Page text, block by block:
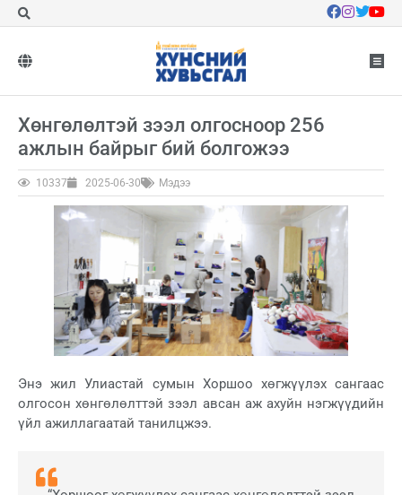
Хөнгөлөлтэй зээл олгосноор 256
ажлын байрыг бий болгожээ
10337 2025-06-30 Мэдээ
Энэ жил Улиастай сумын Хоршоо хөгжүүлэх сангаас
олгосон хөнгөлөлттэй зээл авсан аж ахуйн нэгжүүдийн
үйл ажиллагаатай танилцжээ.